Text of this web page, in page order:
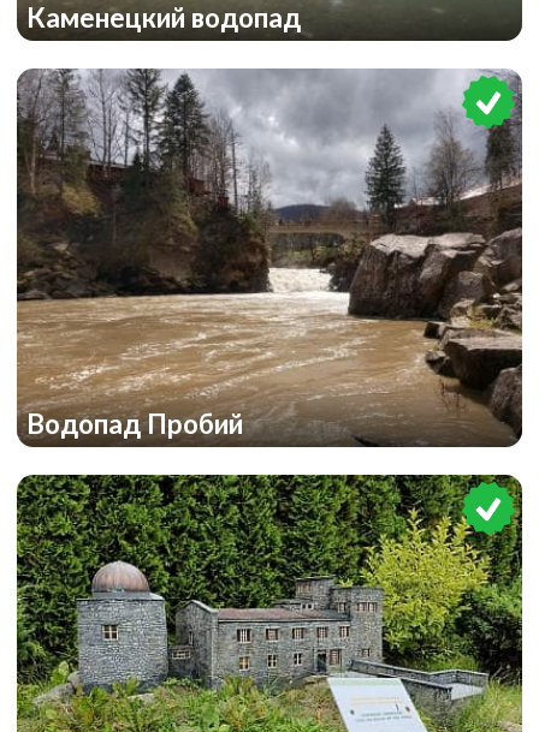
Каменецкий водопад
Водопад Пробий